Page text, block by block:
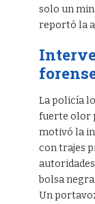
solo un
reportó la
La policía
fuerte olor
motivó la
con trajes
bolsa
Un